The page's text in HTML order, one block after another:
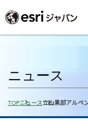
ニュース
TOPニュース立山黒部アルペ